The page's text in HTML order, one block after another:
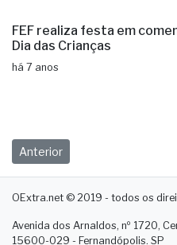
FEF realiza festa em
Dia das Crianças
há 7 anos
Anterior
OExtra.net © 2019 - todos os
Avenida dos Arnaldos, nº 1720,
15600-029 - Fernandópolis. SP